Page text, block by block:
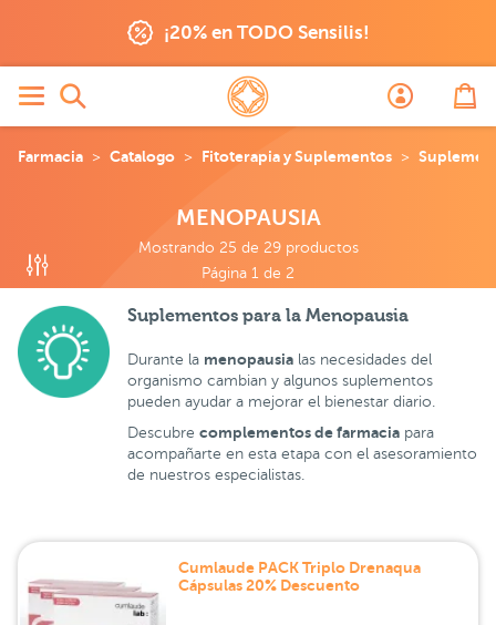
¡20% en TODO Sensilis!
Farmacia Catalogo Fitoterapia y Suplementos
MENOPAUSIA
Mostrando 25 de 29 productos
Página 1 de 2
Suplementos para la Menopausia
Durante la menopausia las necesidades del
organismo cambian y algunos suplementos
pueden ayudar a mejorar el bienestar diario.
Descubrecomplementos de farmacia para
acompañarte en esta etapa con el asesoramiento
de nuestros especialistas.
Cumlaude PACK Triplo Drenaqua
Cápsulas 20% Descuento
Menopausia